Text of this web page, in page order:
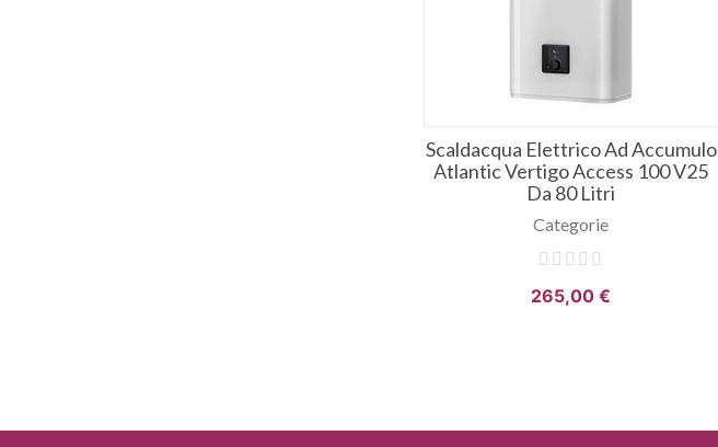
Scaldacqua Elettrico Ad Accumulo
Atlantic Vertigo Access 100 V25
Da 80 Litri
Categorie
265,00 €